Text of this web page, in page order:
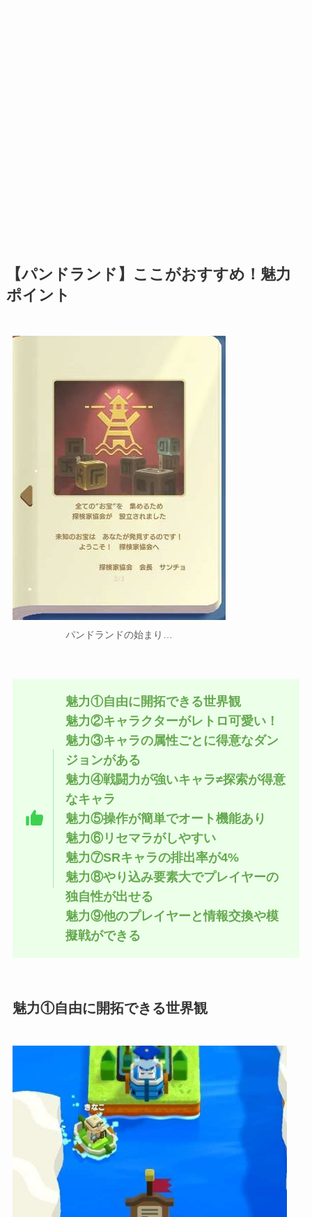
【パンドランド】ここがおすすめ！魅力
ポイント
パンドランドの始まり…
魅力①自由に開拓できる世界観
魅力②キャラクターがレトロ可愛い！
魅力③キャラの属性ごとに得意なダン
ジョンがある
魅力④戦闘力が強いキャラ≠探索が得意
なキャラ
魅力⑤操作が簡単でオート機能あり
魅力⑥リセマラがしやすい
魅力⑦SRキャラの排出率が4%
魅力⑧やり込み要素大でプレイヤーの
独自性が出せる
魅力⑨他のプレイヤーと情報交換や模
擬戦ができる
魅力①自由に開拓できる世界観